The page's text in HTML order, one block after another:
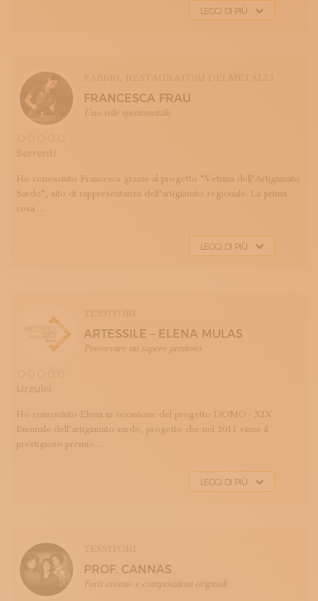
LEGGI DI PIÙ
FRANCESCA FRAU
Uno stile sperimentale
Ho conosciuto Francesca grazie al progetto “Vetrina dell’Artigianato
Sardo”, sito di rappresentanza dell’artigianato regionale. La prima
cosa ...
LEGGI DI PIÙ
ARTESSILE – ELENA MULAS
Preservare un sapere prezioso
Ho conosciuto Elena in occasione del progetto DOMO - XIX
Biennale dell’artigianato sardo, progetto che nel 2011 vinse il
prestigioso premio ...
LEGGI DI PIÙ
PROF. CANNAS
Forti cromie e composizioni originali